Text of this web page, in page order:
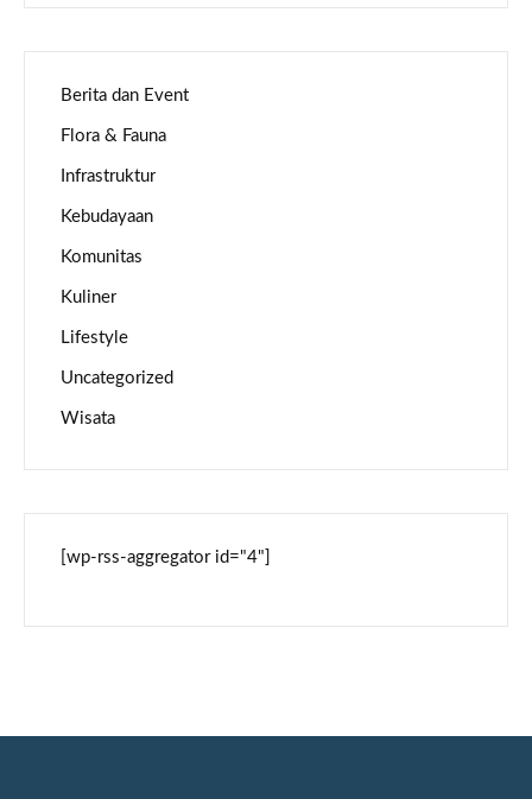
Berita dan Event
Flora & Fauna
Infrastruktur
Kebudayaan
Komunitas
Kuliner
Lifestyle
Uncategorized
Wisata
[wp-rss-aggregator id="4"]